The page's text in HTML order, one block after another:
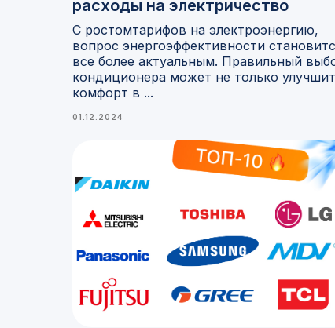
расходы на электричество
С ростомтарифов на электроэнергию,
вопрос энергоэффективности
все более актуальным. Правильный
кондиционера может не только
комфорт в ...
01.12.2024